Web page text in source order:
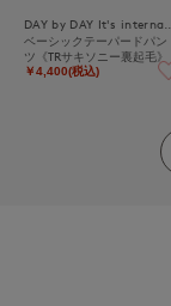
ベーシックテーパードパン
ツ《TRサキソニー裏起毛》
￥4,400(税込)